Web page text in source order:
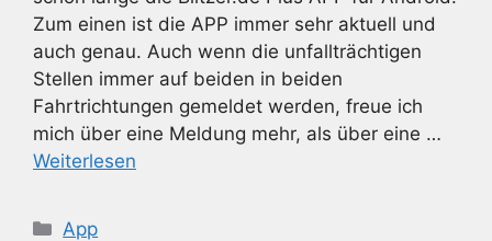
Zum einen ist die APP immer sehr aktuell und
auch genau. Auch wenn die unfallträchtigen
Stellen immer auf beiden in beiden
Fahrtrichtungen gemeldet werden, freue ich
mich über eine Meldung mehr, als über eine …
Weiterlesen
Kategorien
App